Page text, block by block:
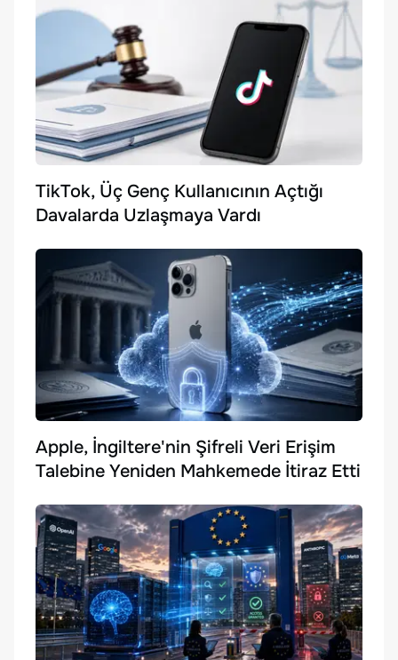
TikTok, Üç Genç Kullanıcının Açtığı
Davalarda Uzlaşmaya Vardı
Apple, İngiltere'nin Şifreli Veri Erişim
Talebine Yeniden Mahkemede İtiraz Etti